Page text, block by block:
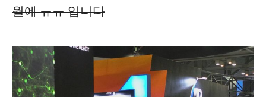
월에 ㅠㅠ 입니다